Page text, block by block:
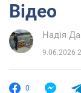
Відео
Надія
9.06.2026
0